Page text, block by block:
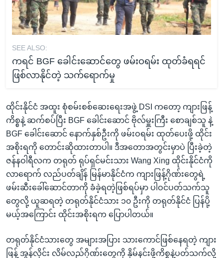
SEE ALSO:
ကရင် BGF ခေါင်းဆောင်တွေ ဖမ်းဝရမ်း ထုတ်ခံရရင်
ဖြစ်လာနိုင်တဲ့ သက်ရောက်မှု
ထိုင်းနိုင်ငံ အထူး စုံစမ်းစစ်ဆေးရေးအဖွဲ့ DSI ကတော့ ကျားဖြန့်
ကိစ္စနဲ့ ဆက်စပ်ပြီး BGF ခေါင်းဆောင် ဗိုလ်မှူးကြီး စောချစ်သူ နဲ့
BGF ခေါင်းဆောင် နောက်နှစ်ဦးကို ဖမ်းဝရမ်း ထုတ်ပေးဖို့ ထိုင်း
အစိုးရကို တောင်းဆိုထားတာပါ။ ဒီအတောအတွင်းမှာပဲ ပြီးခဲ့တဲ့
ဇန်နဝါရီလက တရုတ် ရုပ်ရှင်မင်းသား Wang Xing ထိုင်းနိုင်ငံကို
လာရောက် လည်ပတ်ချိန် မြန်မာနိုင်ငံက ကျားဖြန့်ဂိုဏ်းတွေရဲ့
ဖမ်းဆီးခေါ်ဆောင်တာကို ခံခဲ့ရတဲ့ဖြစ်ရပ်မှာ ပါဝင်ပတ်သက်သူ
တွေလို့ ယူဆရတဲ့ တရုတ်နိုင်ငံသား ၁၀ ဦးကို တရုတ်နိုင်ငံ ပြန်ပို့
မယ့်အကြောင်း ထိုင်းအစိုးရက ပြောပါတယ်။
တရုတ်နိုင်ငံသားတွေ အများအပြား သားကောင်ဖြစ်နေရတဲ့ ကျား
ဖြန့် အွန်လိုင်း လိမ်လည်ဂိုဏ်းတွေကို နှိမ်နင်းဖို့ကိစ္စနဲ့ပတ်သက်လို့